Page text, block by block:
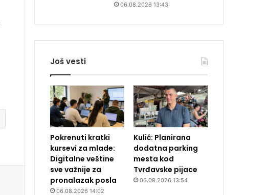
06.08.2026 13:43
Još vesti
Pokrenuti kratki
kursevi za mlade:
Digitalne veštine
sve važnije za
pronalazak posla
06.08.2026 14:02
Kulić: Planirana
dodatna parking
mesta kod
Tvrđavske pijace
06.08.2026 13:54